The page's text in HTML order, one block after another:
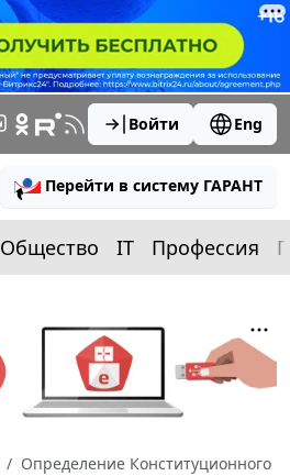
Войти Eng
Перейти в систему ГАРАНТ
Общество IT Профессия
Определение Конституционного